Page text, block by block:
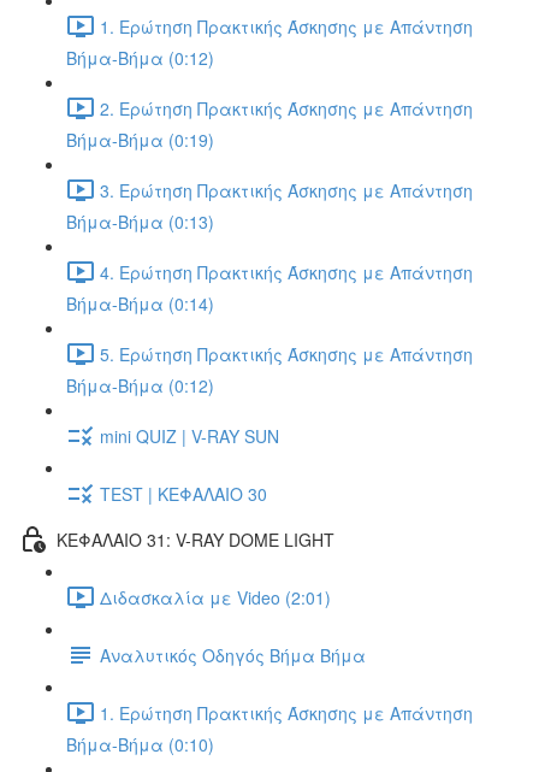
1. Ερώτηση Πρακτικής Άσκησης με Απάντηση
Βήμα-Βήμα (0:12)
2. Ερώτηση Πρακτικής Άσκησης με Απάντηση
Βήμα-Βήμα (0:19)
3. Ερώτηση Πρακτικής Άσκησης με Απάντηση
Βήμα-Βήμα (0:13)
4. Ερώτηση Πρακτικής Άσκησης με Απάντηση
Βήμα-Βήμα (0:14)
5. Ερώτηση Πρακτικής Άσκησης με Απάντηση
Βήμα-Βήμα (0:12)
mini QUIZ | V-RAY SUN
TEST | ΚΕΦΑΛΑΙΟ 30
ΚΕΦΑΛΑΙΟ 31: V-RAY DOME LIGHT
Διδασκαλία με Video (2:01)
Αναλυτικός Οδηγός Βήμα Βήμα
1. Ερώτηση Πρακτικής Άσκησης με Απάντηση
Βήμα-Βήμα (0:10)